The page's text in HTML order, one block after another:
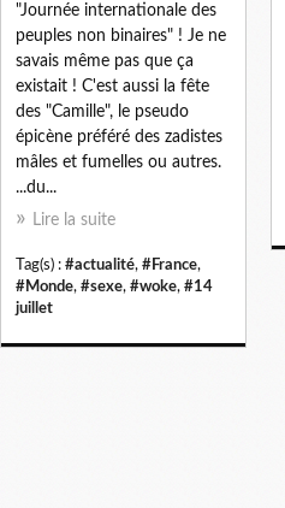
"Journée internationale des
peuples non binaires" ! Je ne
savais même pas que ça
existait ! C'est aussi la fête
des "Camille", le pseudo
épicène préféré des zadistes
mâles et fumelles ou autres.
...du...
Lire la suite
Tag(s) : #actualité, #France,
#Monde, #sexe, #woke, #14
juillet